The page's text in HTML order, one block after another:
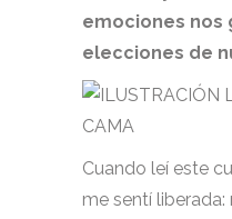
emociones nos
elecciones de
Cuando leí este
me sentí